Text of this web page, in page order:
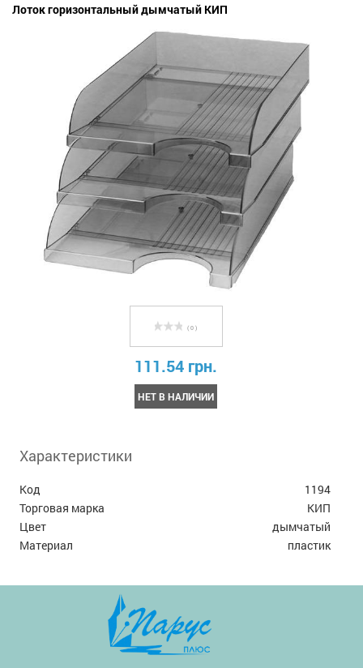
Лоток горизонтальный дымчатый КИП
( 0 )
111.54 грн.
НЕТ В НАЛИЧИИ
Характеристики
Код
1194
Торговая марка
КИП
Цвет
дымчатый
Материал
пластик